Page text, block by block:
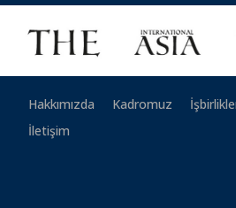
Hakkımızda Kadromuz
İletişim